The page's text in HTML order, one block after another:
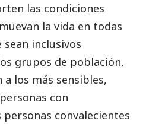
las condiciones
la vida en todas
sean inclusivos
grupos de población,
los más sensibles,
con
convalecientes